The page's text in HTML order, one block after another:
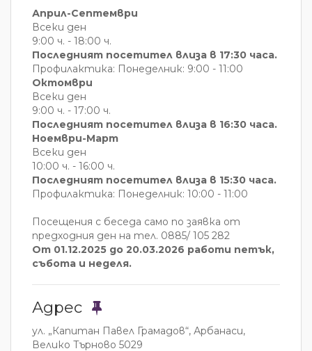
Април-Септември
Всеки ден
9:00 ч. - 18:00 ч.
Последният посетител влиза в 17:30 часа.
Профилактика: Понеделник: 9:00 - 11:00
Октомври
Всеки ден
9:00 ч. - 17:00 ч.
Последният посетител влиза в 16:30 часа.
Ноември-Март
Всеки ден
10:00 ч. - 16:00 ч.
Последният посетител влиза в 15:30 часа.
Профилактика: Понеделник: 10:00 - 11:00
Посещения с беседа само по заявка от
предходния ден на тел. 0885/ 105 282
От 01.12.2025 до 20.03.2026 работи петък,
събота и неделя.
Адрес
ул. „Капитан Павел Грамадов“, Арбанаси,
Велико Търново 5029